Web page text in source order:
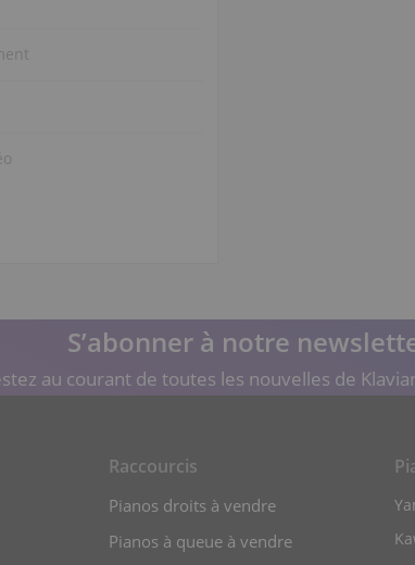
S’abonner à notre
au courant de toutes les nouvelles de
Raccourcis
Pianos droits à vendre
Pianos à queue à vendre